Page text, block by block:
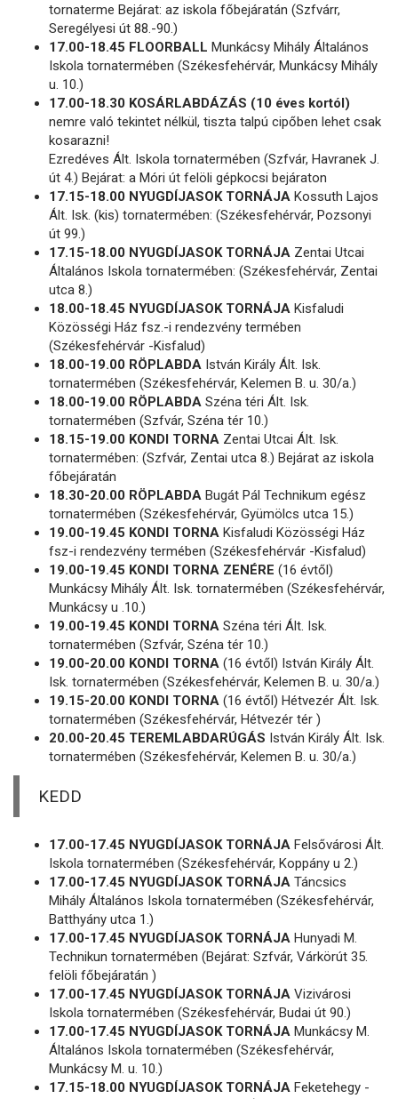
tornaterme Bejárat: az iskola főbejáratán (Szfvárr,
Seregélyesi út 88.-90.)
17.00-18.45 FLOORBALL Munkácsy Mihály Általános
Iskola tornatermében (Székesfehérvár, Munkácsy Mihály
u. 10.)
17.00-18.30 KOSÁRLABDÁZÁS (10 éves kortól)
nemre való tekintet nélkül, tiszta talpú cipőben lehet csak
kosarazni!
Ezredéves Ált. Iskola tornatermében (Szfvár, Havranek J.
út 4.) Bejárat: a Móri út felöli gépkocsi bejáraton
17.15-18.00 NYUGDÍJASOK TORNÁJA Kossuth Lajos
Ált. Isk. (kis) tornatermében: (Székesfehérvár, Pozsonyi
út 99.)
17.15-18.00 NYUGDÍJASOK TORNÁJA Zentai Utcai
Általános Iskola tornatermében: (Székesfehérvár, Zentai
utca 8.)
18.00-18.45 NYUGDÍJASOK TORNÁJA Kisfaludi
Közösségi Ház fsz.-i rendezvény termében
(Székesfehérvár -Kisfalud)
18.00-19.00 RÖPLABDA István Király Ált. Isk.
tornatermében (Székesfehérvár, Kelemen B. u. 30/a.)
18.00-19.00 RÖPLABDA Széna téri Ált. Isk.
tornatermében (Szfvár, Széna tér 10.)
18.15-19.00 KONDI TORNA Zentai Utcai Ált. Isk.
tornatermében: (Szfvár, Zentai utca 8.) Bejárat az iskola
főbejáratán
18.30-20.00 RÖPLABDA Bugát Pál Technikum egész
tornatermében (Székesfehérvár, Gyümölcs utca 15.)
19.00-19.45 KONDI TORNA Kisfaludi Közösségi Ház
fsz-i rendezvény termében (Székesfehérvár -Kisfalud)
19.00-19.45 KONDI TORNA ZENÉRE (16 évtől)
Munkácsy Mihály Ált. Isk. tornatermében (Székesfehérvár,
Munkácsy u .10.)
19.00-19.45 KONDI TORNA Széna téri Ált. Isk.
tornatermében (Szfvár, Széna tér 10.)
19.00-20.00 KONDI TORNA (16 évtől) István Király Ált.
Isk. tornatermében (Székesfehérvár, Kelemen B. u. 30/a.)
19.15-20.00 KONDI TORNA (16 évtől) Hétvezér Ált. Isk.
tornatermében (Székesfehérvár, Hétvezér tér )
20.00-20.45 TEREMLABDARÚGÁS István Király Ált. Isk.
tornatermében (Székesfehérvár, Kelemen B. u. 30/a.)
KEDD
17.00-17.45 NYUGDÍJASOK TORNÁJA Felsővárosi Ált.
Iskola tornatermében (Székesfehérvár, Koppány u 2.)
17.00-17.45 NYUGDÍJASOK TORNÁJA Táncsics
Mihály Általános Iskola tornatermében (Székesfehérvár,
Batthyány utca 1.)
17.00-17.45 NYUGDÍJASOK TORNÁJA Hunyadi M.
Technikun tornatermében (Bejárat: Szfvár, Várkörút 35.
felöli főbejáratán )
17.00-17.45 NYUGDÍJASOK TORNÁJA Vizivárosi
Iskola tornatermében (Székesfehérvár, Budai út 90.)
17.00-17.45 NYUGDÍJASOK TORNÁJA Munkácsy M.
Általános Iskola tornatermében (Székesfehérvár,
Munkácsy M. u. 10.)
17.15-18.00 NYUGDÍJASOK TORNÁJA Feketehegy -